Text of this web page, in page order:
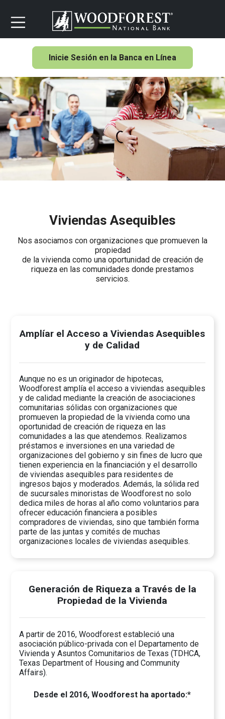
Inicie Sesión en la Banca en Línea
Viviendas Asequibles
Nos asociamos con organizaciones que promueven la
propiedad
de la vivienda como una oportunidad de creación de
riqueza en las comunidades donde prestamos
servicios.
Amplíar el Acceso a Viviendas Asequibles
y de Calidad
Aunque no es un originador de hipotecas,
Woodforest amplía el acceso a viviendas asequibles
y de calidad mediante la creación de asociaciones
comunitarias sólidas con organizaciones que
promueven la propiedad de la vivienda como una
oportunidad de creación de riqueza en las
comunidades a las que atendemos. Realizamos
préstamos e inversiones en una variedad de
organizaciones del gobierno y sin fines de lucro que
tienen experiencia en la financiación y el desarrollo
de viviendas asequibles para residentes de
ingresos bajos y moderados. Además, la sólida red
de sucursales minoristas de Woodforest no solo
dedica miles de horas al año como voluntarios para
ofrecer educación financiera a posibles
compradores de viviendas, sino que también forma
parte de las juntas y comités de muchas
organizaciones locales de viviendas asequibles.
Generación de Riqueza a Través de la
Propiedad de la Vivienda
A partir de 2016, Woodforest estableció una
asociación público-privada con el Departamento de
Vivienda y Asuntos Comunitarios de Texas (TDHCA,
Texas Department of Housing and Community
Affairs).
Desde el 2016, Woodforest ha aportado:*